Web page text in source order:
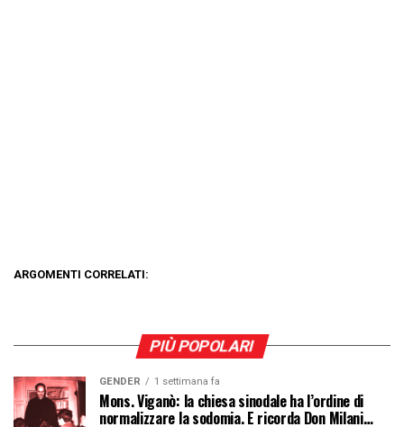
ARGOMENTI CORRELATI:
PIÙ POPOLARI
GENDER 1 settimana fa
Mons. Viganò: la chiesa sinodale ha l’ordine di
normalizzare la sodomia. E ricorda Don Milani…